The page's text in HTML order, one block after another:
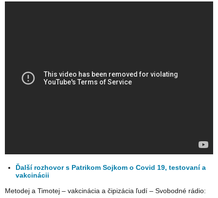
Ďalší rozhovor s Patrikom Sojkom o Covid 19, testovaní a
vakcinácii
Metodej a Timotej – vakcinácia a čipizácia ľudí – Svobodné rádio: